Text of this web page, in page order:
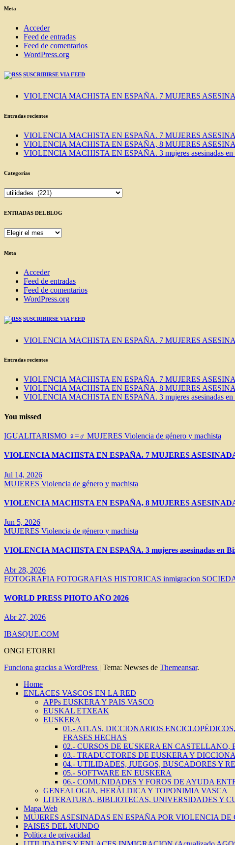
BLOG
Meta
Acceder
Feed de entradas
Feed de comentarios
WordPress.org
SUSCRIBIRSE VIA FEED
VIOLENCIA MACHISTA EN ESPAÑA. 7 MUJERES
Entradas recientes
VIOLENCIA MACHISTA EN ESPAÑA. 7 MUJERES
VIOLENCIA MACHISTA EN ESPAÑA, 8 MUJERES
VIOLENCIA MACHISTA EN ESPAÑA. 3 mujeres asesinadas en
Categorías
Categorías
ENTRADAS DEL BLOG
ENTRADAS
BLOG
Meta
Acceder
Feed de entradas
Feed de comentarios
WordPress.org
SUSCRIBIRSE VIA FEED
VIOLENCIA MACHISTA EN ESPAÑA. 7 MUJERES
Entradas recientes
VIOLENCIA MACHISTA EN ESPAÑA. 7 MUJERES
VIOLENCIA MACHISTA EN ESPAÑA, 8 MUJERES
VIOLENCIA MACHISTA EN ESPAÑA. 3 mujeres asesinadas en
You missed
IGUALITARISMO ♀=♂ MUJERES Violencia de género y machista
VIOLENCIA MACHISTA EN ESPAÑA. 7 MUJERES
Jul 14, 2026
MUJERES Violencia de género y machista
VIOLENCIA MACHISTA EN ESPAÑA, 8 MUJERES
Jun 5, 2026
MUJERES Violencia de género y machista
VIOLENCIA MACHISTA EN ESPAÑA. 3 mujeres asesinadas en
Abr 28, 2026
FOTOGRAFIA FOTOGRAFIAS HISTORICAS inmigracion
WORLD PRESS PHOTO AÑO 2026
Abr 27, 2026
IBASQUE.COM
ONGI ETORRI
Funciona gracias a WordPress | Tema: Newses de Themeansar.
Home
ENLACES VASCOS EN LA RED
APPs EUSKERA Y PAIS VASCO
EUSKAL ETXEAK
EUSKERA
01.- ATLAS, DICCIONARIOS
FRASES HECHAS
02.- CURSOS DE EUSKERA EN CASTELLANO,
03.- TRADUCTORES DE EUSKERA Y
04.- UTILIDADES, JUEGOS, BUSCADORES Y
05.- SOFTWARE EN EUSKERA
06.- COMUNIDADES Y FOROS DE AYUDA
GENEALOGIA, HERÁLDICA Y TOPONIMIA VASCA
LITERATURA, BIBLIOTECAS, UNIVERSIDADES Y
Mapa Web
MUJERES ASESINADAS EN ESPAÑA POR VIOLENCIA DE
PAISES DEL MUNDO
Política de privacidad